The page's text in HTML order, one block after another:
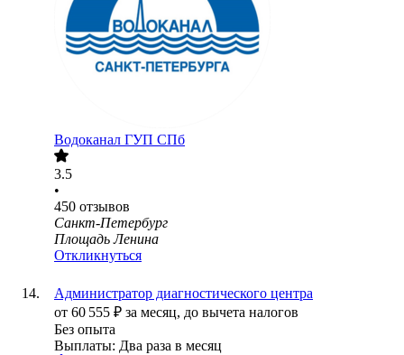
Водоканал ГУП СПб
3.5
•
450 отзывов
Санкт-Петербург
Площадь Ленина
Откликнуться
Администратор диагностического центра
от 60 555 ₽ за месяц, до вычета налогов
Без опыта
Выплаты: Два раза в месяц